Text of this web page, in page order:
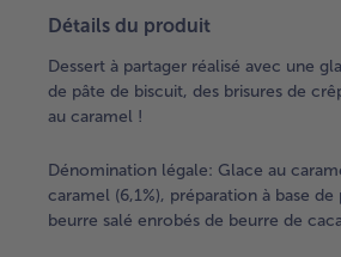
Détails du produit
Dessert à partager réalisé avec une
de pâte de biscuit, des brisures de
au caramel !
Dénomination légale: Glace au
caramel (6,1%), préparation à base
beurre salé enrobés de beurre de